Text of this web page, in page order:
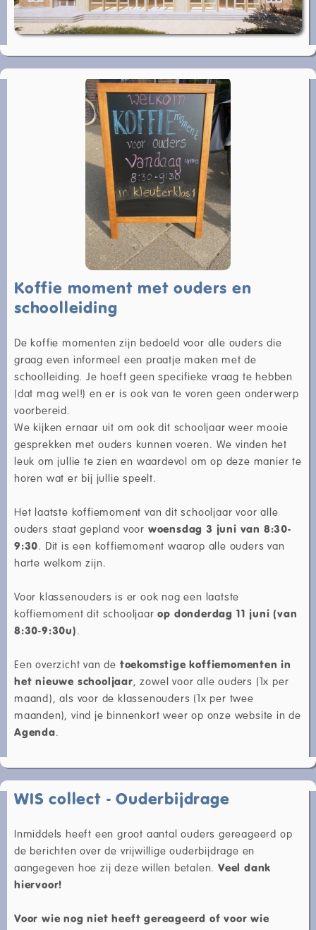
Koffie moment met ouders en
schoolleiding
De koffie momenten zijn bedoeld voor alle ouders die
graag even informeel een praatje maken met de
schoolleiding. Je hoeft geen specifieke vraag te hebben
(dat mag wel!) en er is ook van te voren geen onderwerp
voorbereid.
We kijken ernaar uit om ook dit schooljaar weer mooie
gesprekken met ouders kunnen voeren. We vinden het
leuk om jullie te zien en waardevol om op deze manier te
horen wat er bij jullie speelt.
Het laatste koffiemoment van dit schooljaar voor alle
ouders staat gepland voor woensdag 3 juni van 8:30-
9:30. Dit is een koffiemoment waarop alle ouders van
harte welkom zijn.
Voor klassenouders is er ook nog een laatste
koffiemoment dit schooljaarop donderdag 11 juni (van
8:30-9:30u).
Een overzicht van de toekomstige koffiemomenten in
het nieuwe schooljaar, zowel voor alle ouders (1x per
maand), als voor de klassenouders (1x per twee
maanden), vind je binnenkort weer op onze website in de
Agenda.
WIS collect - Ouderbijdrage
Inmiddels heeft een groot aantal ouders gereageerd op
de berichten over de vrijwillige ouderbijdrage en
aangegeven hoe zij deze willen betalen. Veel dank
hiervoor!
Voor wie nog niet heeft gereageerd of voor wie